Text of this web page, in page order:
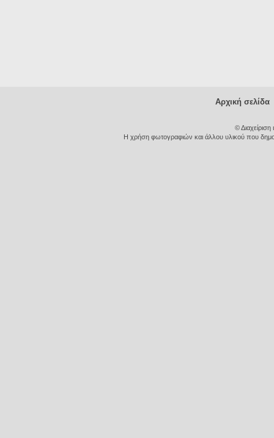
Αρχική σελίδα
©
Η χρήση φωτογραφιών και άλλου υλικού που